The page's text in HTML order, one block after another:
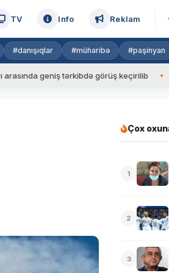
TV Info Reklam
#danışıqlar #müharibə #paşinyan
geniş tərkibdə görüş keçirilib
Çox
1
2
3